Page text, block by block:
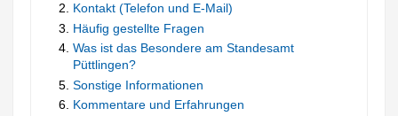
Kontakt (Telefon und E-Mail)
Häufig gestellte Fragen
Was ist das Besondere am Standesamt
Püttlingen?
Sonstige Informationen
Kommentare und Erfahrungen